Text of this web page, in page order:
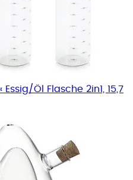
Essig/Öl Flasche 2in1, 15,7